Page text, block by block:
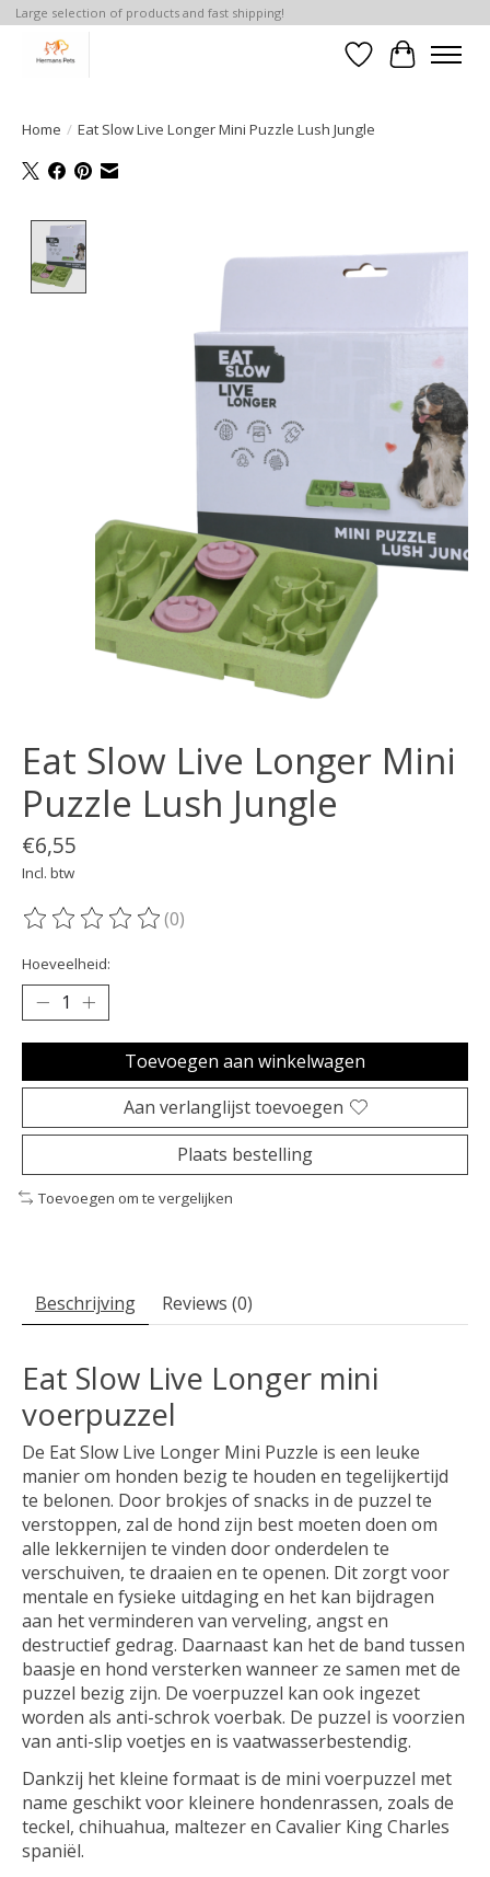
Large selection of products and fast shipping!
Verlanglijst
Home / Eat Slow Live Longer Mini Puzzle Lush Jungle
Eat Slow Live Longer Mini
Puzzle Lush Jungle
€6,55
Incl. btw
De beoordeling van dit product is
(0)
Hoeveelheid:
Toevoegen aan winkelwagen
Aan verlanglijst toevoegen
Plaats bestelling
Toevoegen om te vergelijken
Beschrijving Reviews (0)
Eat Slow Live Longer mini
voerpuzzel
De Eat Slow Live Longer Mini Puzzle is een leuke
manier om honden bezig te houden en tegelijkertijd
te belonen. Door brokjes of snacks in de puzzel te
verstoppen, zal de hond zijn best moeten doen om
alle lekkernijen te vinden door onderdelen te
verschuiven, te draaien en te openen. Dit zorgt voor
mentale en fysieke uitdaging en het kan bijdragen
aan het verminderen van verveling, angst en
destructief gedrag. Daarnaast kan het de band tussen
baasje en hond versterken wanneer ze samen met de
puzzel bezig zijn. De voerpuzzel kan ook ingezet
worden als anti-schrok voerbak. De puzzel is voorzien
van anti-slip voetjes en is vaatwasserbestendig.
Dankzij het kleine formaat is de mini voerpuzzel met
name geschikt voor kleinere hondenrassen, zoals de
teckel, chihuahua, maltezer en Cavalier King Charles
spaniël.